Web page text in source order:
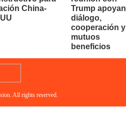
China-
Trump apoyan
diálogo,
cooperación y
mutuos
beneficios
All rights reserved.